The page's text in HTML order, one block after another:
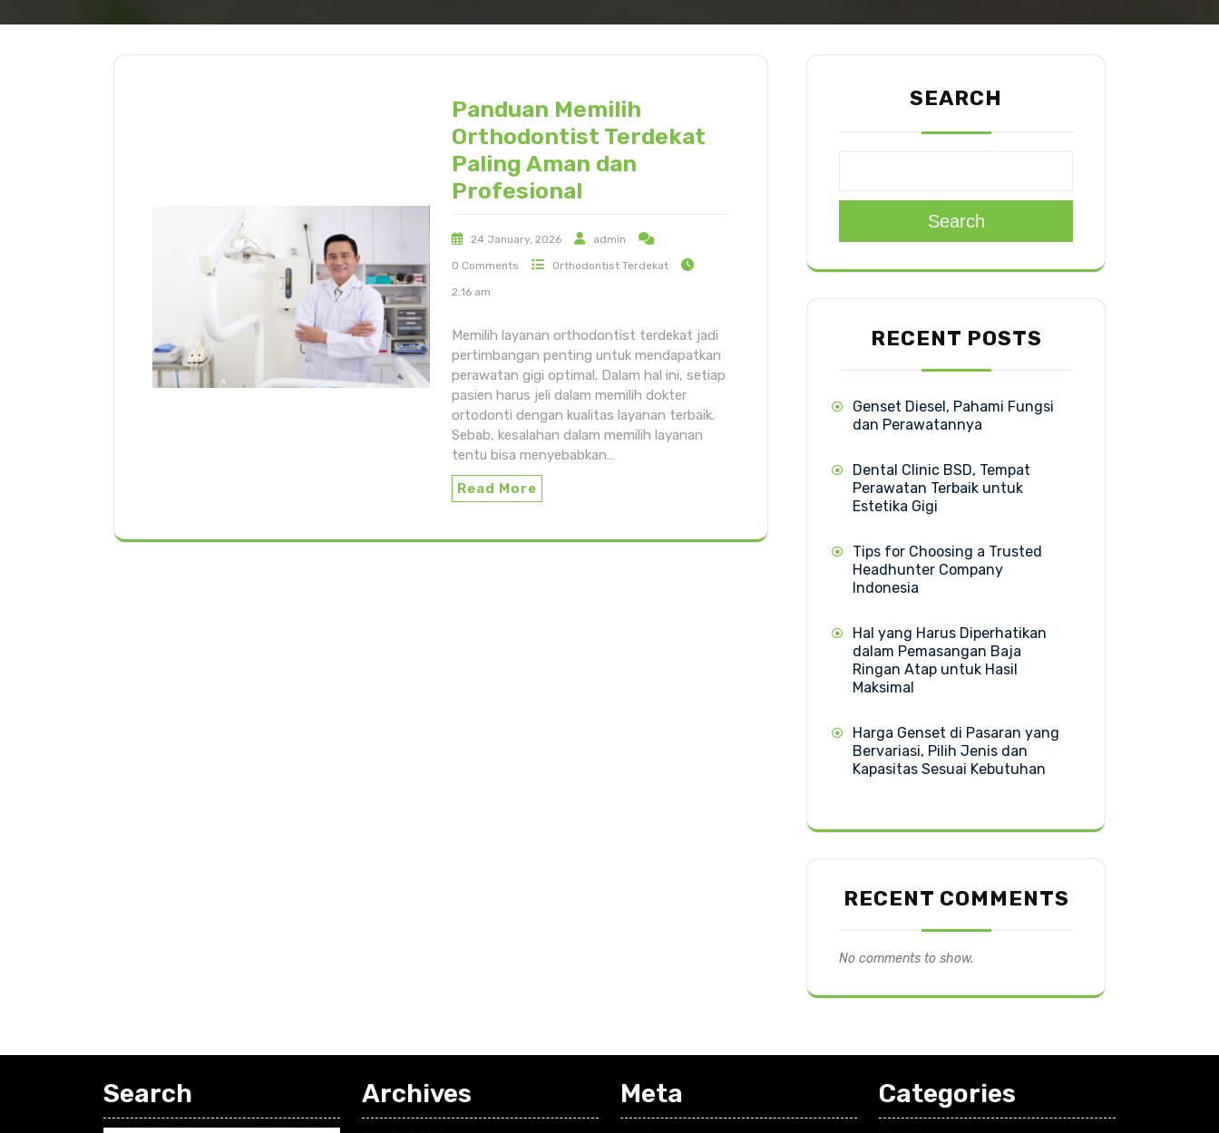
Panduan Memilih
Orthodontist Terdekat
Paling Aman dan
Profesional
24 January, 2026 admin
0 Comments Orthodontist Terdekat
2:16 am
Memilih layanan orthodontist terdekat jadi
pertimbangan penting untuk mendapatkan
perawatan gigi optimal. Dalam hal ini, setiap
pasien harus jeli dalam memilih dokter
ortodonti dengan kualitas layanan terbaik.
Sebab, kesalahan dalam memilih layanan
tentu bisa menyebabkan…
Read More
SEARCH
Search
RECENT POSTS
Genset Diesel, Pahami Fungsi
dan Perawatannya
Dental Clinic BSD, Tempat
Perawatan Terbaik untuk
Estetika Gigi
Tips for Choosing a Trusted
Headhunter Company
Indonesia
Hal yang Harus Diperhatikan
dalam Pemasangan Baja
Ringan Atap untuk Hasil
Maksimal
Harga Genset di Pasaran yang
Bervariasi, Pilih Jenis dan
Kapasitas Sesuai Kebutuhan
RECENT COMMENTS
No comments to show.
Search Archives Meta Categories